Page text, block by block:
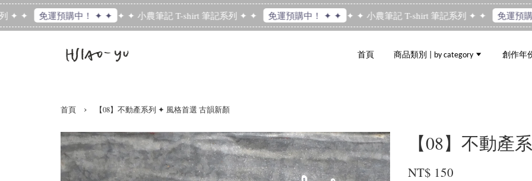
✦ ✦ 免運預購中！ ✦ ✦ ✦ ✦ 小農筆記 T-shirt 筆記系列 ✦ ✦ 免運預購中！ ✦ ✦ ✦ ✦ 小農筆記 T-shirt 筆記系列 ✦ ✦ 免運預購
首頁 商品類別 | by category 創作年
首頁 › 【08】不動產系列 ✦ 風格首選 古韻新顏
【08】不動產
NT$ 150